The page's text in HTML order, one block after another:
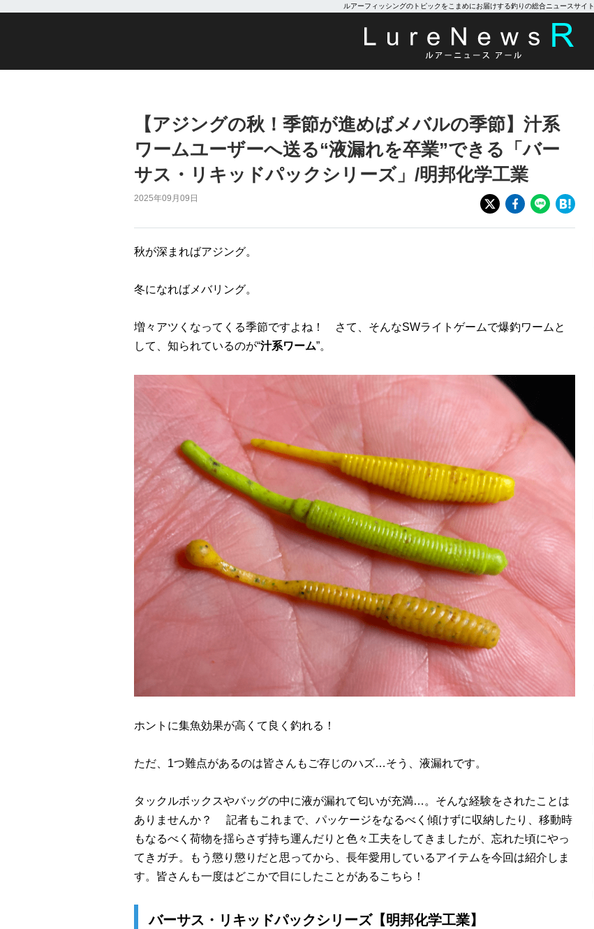
ルアーフィッシングのトピックをこまめにお届けする釣りの総合ニュースサイト
【アジングの秋！季節が進めばメバルの季節】汁系
ワームユーザーへ送る“液漏れを卒業”できる「バー
サス・リキッドパックシリーズ」/明邦化学工業
2025年09月09日
秋が深まればアジング。
冬になればメバリング。
増々アツくなってくる季節ですよね！ さて、そんなSWライトゲームで爆釣ワームと
して、知られているのが“汁系ワーム”。
ホントに集魚効果が高くて良く釣れる！
ただ、1つ難点があるのは皆さんもご存じのハズ…そう、液漏れです。
タックルボックスやバッグの中に液が漏れて匂いが充満…。そんな経験をされたことは
ありませんか？ 記者もこれまで、パッケージをなるべく傾けずに収納したり、移動時
もなるべく荷物を揺らさず持ち運んだりと色々工夫をしてきましたが、忘れた頃にやっ
てきガチ。もう懲り懲りだと思ってから、長年愛用しているアイテムを今回は紹介しま
す。皆さんも一度はどこかで目にしたことがあるこちら！
バーサス・リキッドパックシリーズ【明邦化学工業】